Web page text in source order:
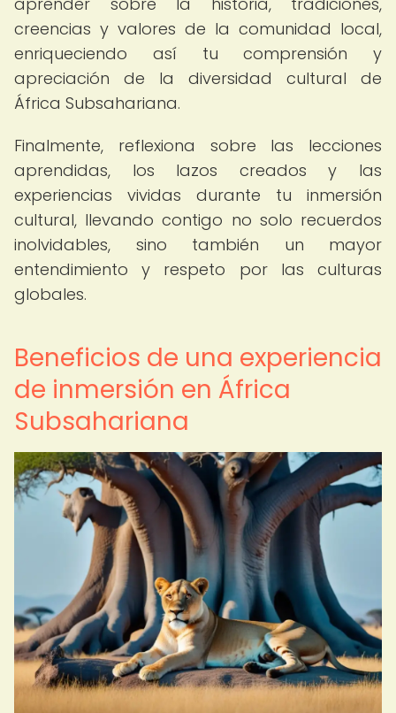
creencias y valores de la comunidad local,
enriqueciendo así tu comprensión y
apreciación de la diversidad cultural de
África Subsahariana.
Finalmente, reflexiona sobre las lecciones
aprendidas, los lazos creados y las
experiencias vividas durante tu inmersión
cultural, llevando contigo no solo recuerdos
inolvidables, sino también un mayor
entendimiento y respeto por las culturas
globales.
Beneficios de una experiencia
de inmersión en África
Subsahariana